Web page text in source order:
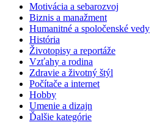
Motivácia a sebarozvoj
Biznis a manažment
Humanitné a spoločenské vedy
História
Životopisy a reportáže
Vzťahy a rodina
Zdravie a životný štýl
Počítače a internet
Hobby
Umenie a dizajn
Ďalšie kategórie